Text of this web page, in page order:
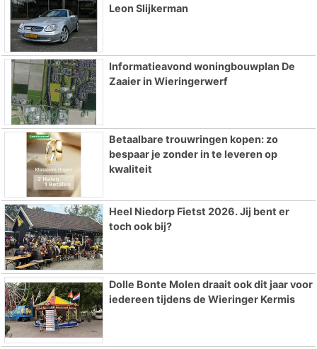
Leon Slijkerman
Informatieavond woningbouwplan De
Zaaier in Wieringerwerf
Betaalbare trouwringen kopen: zo
bespaar je zonder in te leveren op
kwaliteit
Heel Niedorp Fietst 2026. Jij bent er
toch ook bij?
Dolle Bonte Molen draait ook dit jaar voor
iedereen tijdens de Wieringer Kermis